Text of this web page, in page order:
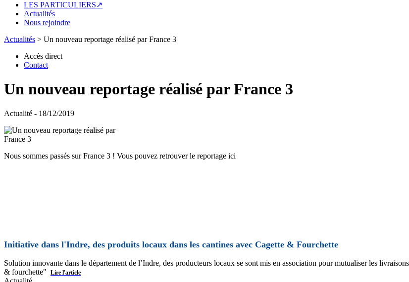
LES PARTICULIERS↗
Actualités
Nous rejoindre
Actualités > Un nouveau reportage réalisé par France 3
Accès direct
Contact
Un nouveau reportage réalisé par France 3
Actualité - 18/12/2019
Nous sommes passés sur France 3 ! Vous pouvez retrouver le reportage ici
Initiative dans l'Indre, des produits locaux dans les cantines avec Cagette & Fourchette
Solution innovante dans le département de l’Indre, des producteurs locaux se sont mis en association pour mutualiser les
& fourchette"
Lire l'article